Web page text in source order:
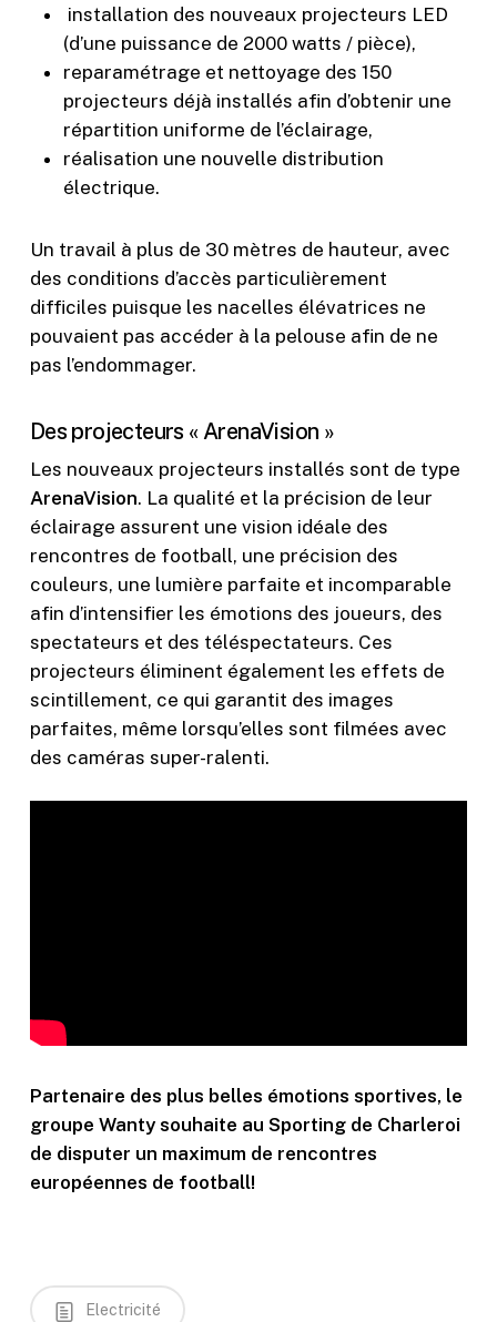
installation des nouveaux projecteurs LED
(d’une puissance de 2000 watts / pièce),
reparamétrage et nettoyage des 150
projecteurs déjà installés afin d’obtenir une
répartition uniforme de l’éclairage,
réalisation une nouvelle distribution
électrique.
Un travail à plus de 30 mètres de hauteur, avec
des conditions d’accès particulièrement
difficiles puisque les nacelles élévatrices ne
pouvaient pas accéder à la pelouse afin de ne
pas l’endommager.
Des projecteurs « ArenaVision »
Les nouveaux projecteurs installés sont de type
ArenaVision. La qualité et la précision de leur
éclairage assurent une vision idéale des
rencontres de football, une précision des
couleurs, une lumière parfaite et incomparable
afin d’intensifier les émotions des joueurs, des
spectateurs et des téléspectateurs. Ces
projecteurs éliminent également les effets de
scintillement, ce qui garantit des images
parfaites, même lorsqu’elles sont filmées avec
des caméras super-ralenti.
Partenaire des plus belles émotions sportives, le
groupe Wanty souhaite au Sporting de Charleroi
de disputer un maximum de rencontres
européennes de football!
Electricité